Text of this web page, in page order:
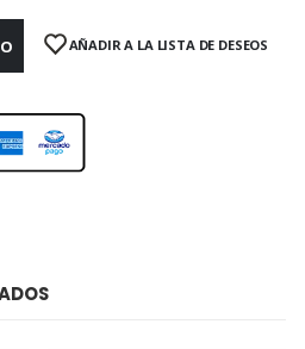
AÑADIR A LA LISTA DE DESEOS